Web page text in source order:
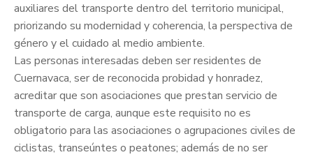
auxiliares del transporte dentro del territorio municipal,
priorizando su modernidad y coherencia, la perspectiva de
género y el cuidado al medio ambiente.
Las personas interesadas deben ser residentes de
Cuernavaca, ser de reconocida probidad y honradez,
acreditar que son asociaciones que prestan servicio de
transporte de carga, aunque este requisito no es
obligatorio para las asociaciones o agrupaciones civiles de
ciclistas, transeúntes o peatones; además de no ser